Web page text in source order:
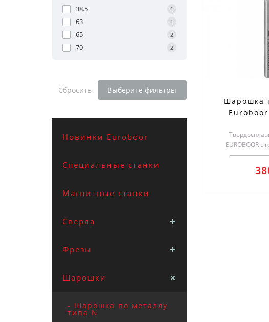
38.5 1
63 1
65 2
70 2
Сбросить Выберите фильтры
Новинки Euroboor
Специальные станки
Магнитные станки
Сверла
Фрезы
Шарошки
- Шарошка по металлу
типа N
Шарошка
EUROBOOR
различных